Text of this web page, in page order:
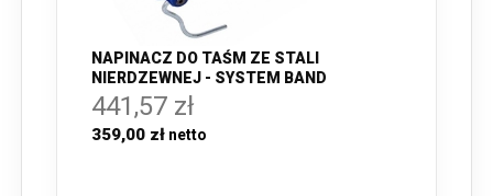
NAPINACZ DO TAŚM ZE STALI
NIERDZEWNEJ - SYSTEM BAND
441,57 zł
359,00 zł